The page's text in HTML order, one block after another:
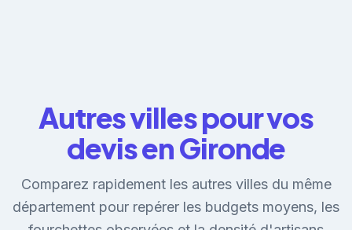
Autres villes pour vos
devis en Gironde
Comparez rapidement les autres villes du même
département pour repérer les budgets moyens, les